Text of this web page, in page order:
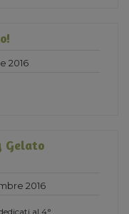
2016
Gelato
2016
al 4°